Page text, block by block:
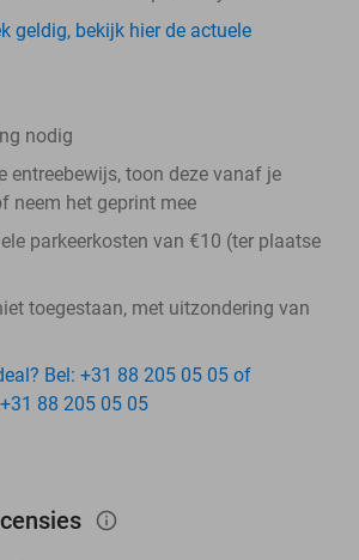
geldig, bekijk hier de actuele
nodig
entreebewijs, toon deze vanaf je
neem het geprint mee
parkeerkosten van €10 (ter plaatse
toegestaan, met uitzondering van
Bel: +31 88 205 05 05 of
88 205 05 05
info_outlined